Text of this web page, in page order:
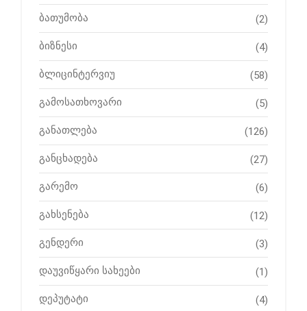
ბათუმობა (2)
ბიზნესი (4)
ბლიცინტერვიუ (58)
გამოსათხოვარი (5)
განათლება (126)
განცხადება (27)
გარემო (6)
გახსენება (12)
გენდერი (3)
დაუვიწყარი სახეები (1)
დეპუტატი (4)